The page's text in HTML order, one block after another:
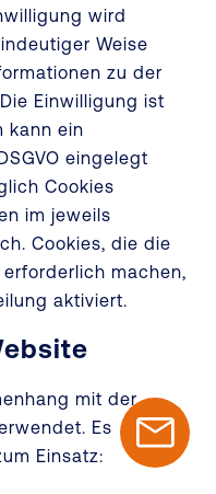
wird
Weise
zu der
Einwilligung ist
kann ein
eingelegt
Cookies
im jeweils
Cookies, die die
machen,
aktiviert.
mit der
Es
Einsatz: